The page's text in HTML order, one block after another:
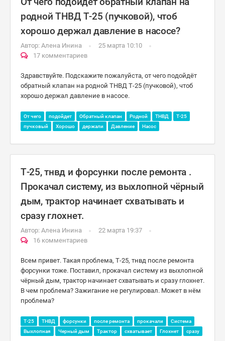
родной ТНВД Т-25 (пучковой), чтоб
хорошо держал давление в насосе?
Автор: Алена Инина
25 марта 10:10
17 комментариев
Здравствуйте. Подскажите пожалуйста, от чего подойдёт
обратный клапан на родной ТНВД Т-25 (пучковой), чтоб
хорошо держал давление в насосе.
От чего подойдет Обратный клапан Родной ТНВД
Т-25
пучковый
Хорошо держали Давление Насос
Т-25, тнвд и форсунки после ремонта .
Прокачал систему, из выхлопной чёрный
дым, трактор начинает схватывать и
сразу глохнет.
Автор: Алена Инина
22 марта 19:37
16 комментариев
Всем привет. Такая проблема, Т-25, тнвд после ремонта
форсунки тоже. Поставил, прокачал систему из выхлопной
чёрный дым, трактор начинает схватывать и сразу глохнет.
В чем проблема? Зажигание не регулировал. Может в нëм
проблема?
Т-25 ТНВД форсунки после ремонта прокачали
Система
Выхлопная
Черный дым Трактор схватывает Глохнет сразу